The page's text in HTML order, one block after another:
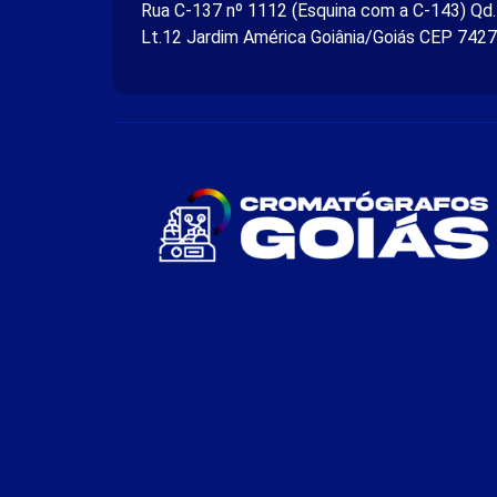
Rua C-137 nº 1112 (Esquina com a C-143)
Lt.12 Jardim América Goiânia/Goiás CEP